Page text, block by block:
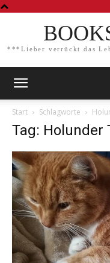
***Lieber verrückt das
Start Schlagworte
Tag: Holunder